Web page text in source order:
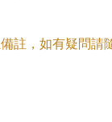
註，如有疑問請